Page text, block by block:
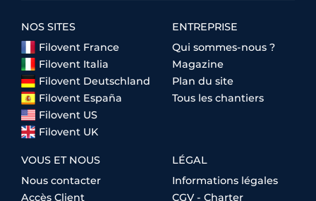
NOS SITES
Filovent France
Filovent Italia
Filovent Deutschland
Filovent España
Filovent US
Filovent UK
ENTREPRISE
Qui sommes-nous ?
Magazine
Plan du site
Tous les chantiers
VOUS ET NOUS
Nous contacter
Accès Client
LÉGAL
Informations légales
CGV - Charter